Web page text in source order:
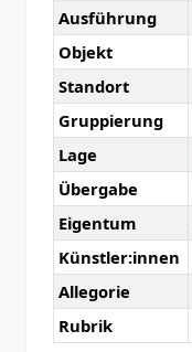
Ausführung
Objekt
Standort
Gruppierung
Lage
Übergabe
Eigentum
Künstler:innen
Allegorie
Rubrik